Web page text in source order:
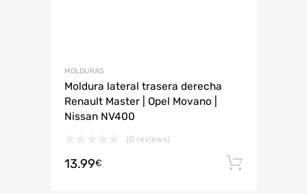
MOLDURAS
Moldura lateral trasera derecha
Renault Master | Opel Movano |
Nissan NV400
(0 reviews)
13.99€